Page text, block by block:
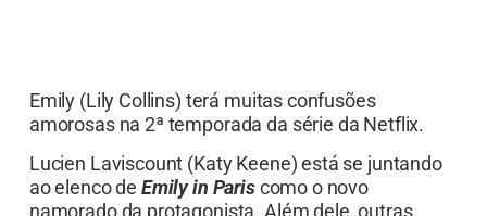
Emily (Lily Collins) terá muitas confusões
amorosas na 2ª temporada da série da Netflix.
Lucien Laviscount (Katy Keene) está se juntando
ao elenco de Emily in Pariscomo o novo
namorado da protagonista. Além dele, outras